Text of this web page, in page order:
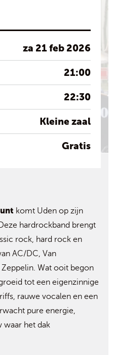
za 21 feb 2026
21:00
22:30
Kleine zaal
Gratis
komt Uden op zijn
hardrockband brengt
rock, hard rock en
AC/DC, Van
Zeppelin. Wat ooit begon
tot een eigenzinnige
rauwe vocalen en een
pure energie,
waar het dak